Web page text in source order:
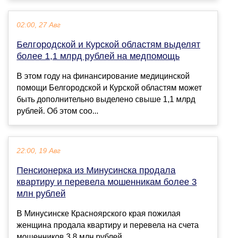
02:00, 27 Авг
Белгородской и Курской областям выделят
более 1,1 млрд рублей на медпомощь
В этом году на финансирование медицинской
помощи Белгородской и Курской областям может
быть дополнительно выделено свыше 1,1 млрд
рублей. Об этом соо...
22:00, 19 Авг
Пенсионерка из Минусинска продала
квартиру и перевела мошенникам более 3
млн рублей
В Минусинске Красноярского края пожилая
женщина продала квартиру и перевела на счета